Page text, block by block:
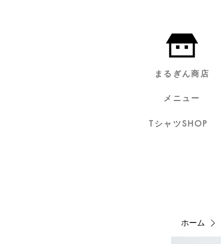
まるぎん商店
メニュー
TシャツSHOP
ホーム